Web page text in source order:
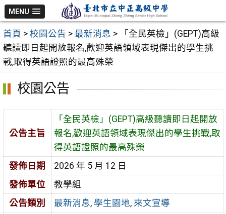
跳
至
主
要
內
MENU
首頁 > 校園公告 > 最新消息 >
「全民英檢」(GEPT)高級
聽讀即日起開放報名,歡迎英語領域表現傑出的學生挑
戰,取得英語證照的最高殊榮
校園公告
公告主旨
「全民英檢」(GEPT)高級聽讀即日起開放
報名,歡迎英語領域表現傑出的學生挑戰,取
得英語證照的最高殊榮
發佈日期
2026 年 5 月 12 日
發佈單位
教學組
公告類別
最新消息, 學生園地, 來文宣導